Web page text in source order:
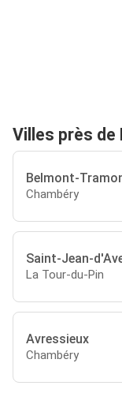
Villes près de
Belmont-
Chambéry
Saint-Jean-
La Tour-du-Pin
Avressieux
Chambéry